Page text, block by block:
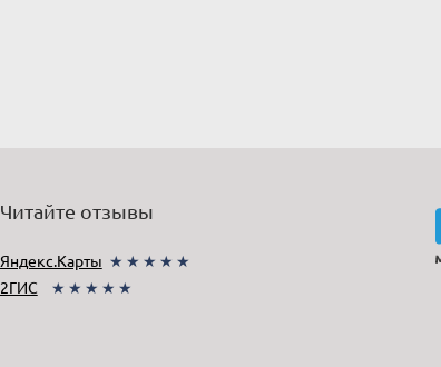
Читайте отзывы
Яндекс.Карты ★★★★★
2ГИС
★★★★★